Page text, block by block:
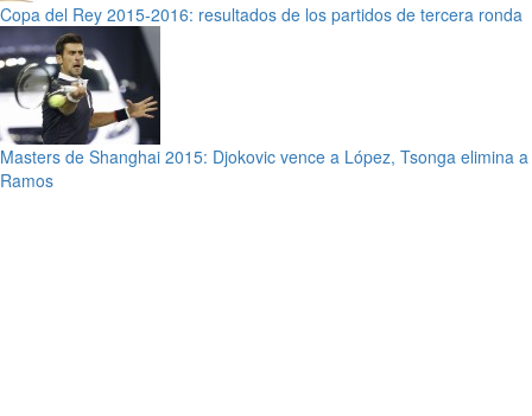
Copa del Rey 2015-2016: resultados de los partidos de tercera ronda
Masters de Shanghai 2015: Djokovic vence a López, Tsonga elimina a
Ramos